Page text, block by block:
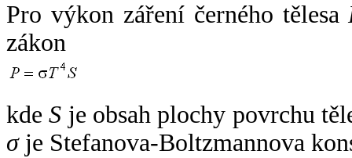
Pro výkon záření černého tělesa
zákon
kdeS je obsah plochy povrchu
σje Stefanova-Boltzmannova